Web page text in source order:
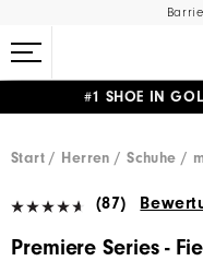
#1 SHOE IN
Start
Herren Schuhe
(87)
Premiere Series -